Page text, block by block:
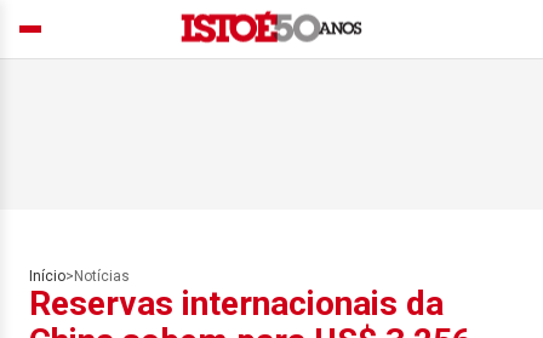
Início> Notícias
Reservas internacionais da